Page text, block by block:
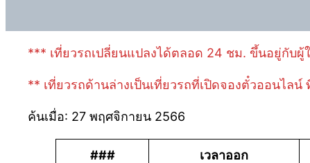
*** เที่ยวรถเปลี่ยนแปลงได้ตลอด 24 ชม. ขึ้นอยู่กับผู้
** เที่ยวรถด้านล่างเป็นเที่ยวรถที่เปิดจองตั๋วออนไล
ค้นเมื่อ: 27 พฤศจิกายน 2566
### เวลาออก